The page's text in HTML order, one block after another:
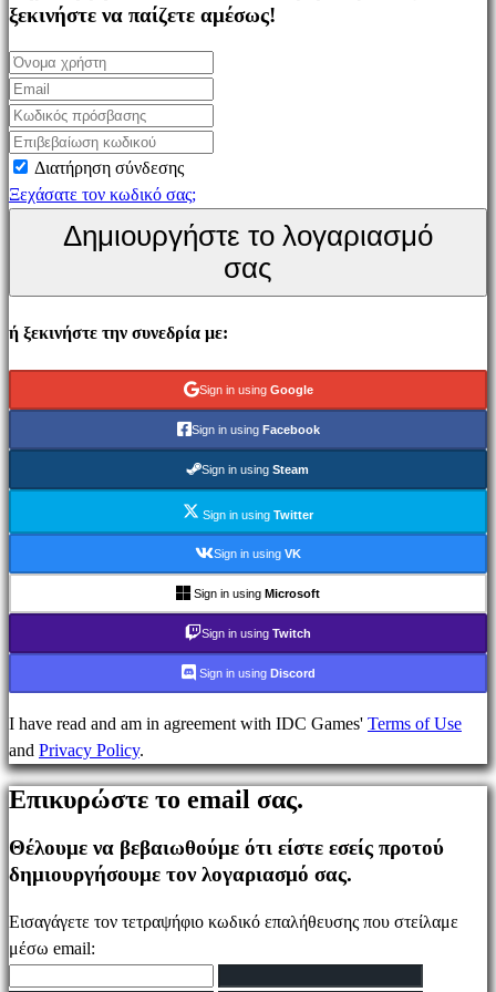
Simulation
Puzzle
Fighting
games
Παρουσιάσεις
Κοινότητα
Εκδηλώσεις
εντός
Μέσα
IDC
Gifts
Λογαριασμός
Εγγραφείτε
Σύνδεση
τον
κωδικό
σας;
ξεκινήστε να παίζετε αμέσως!
Διατήρηση σύνδεσης
Ξεχάσατε τον κωδικό σας;
Δημιουργήστε το λογαριασμό
σας
ή ξεκινήστε την συνεδρία με:
Sign in using Google
Sign in using Facebook
Sign in using Steam
Sign in using Twitter
Sign in using VK
Sign in using Microsoft
Sign in using Twitch
Sign in using Discord
I have read and am in agreement with IDC Games' Terms of Use
and Privacy Policy.
Επικυρώστε το email σας.
Θέλουμε να βεβαιωθούμε ότι είστε εσείς προτού
δημιουργήσουμε τον λογαριασμό σας.
Εισαγάγετε τον τετραψήφιο κωδικό επαλήθευσης που στείλαμε
μέσω email: